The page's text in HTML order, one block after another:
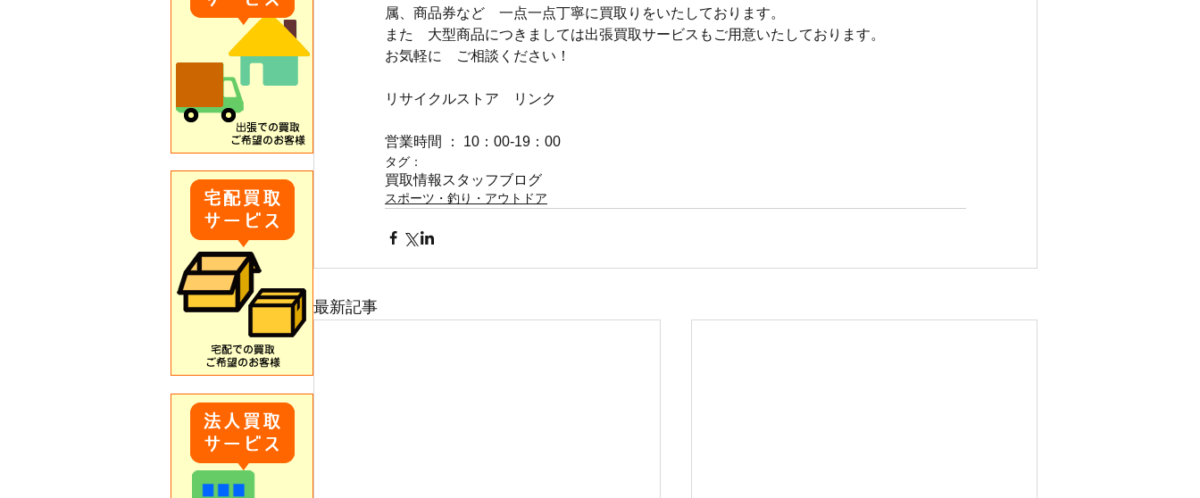
属、商品券など　一点一点丁寧に買取りをいたしております。
また　大型商品につきましては出張買取サービスもご用意いたしております。
お気軽に　ご相談ください！
リサイクルストア　リンク
営業時間 ： 10：00-19：00
タグ：
買取情報 スタッフブログ
スポーツ・釣り・アウトドア
最新記事